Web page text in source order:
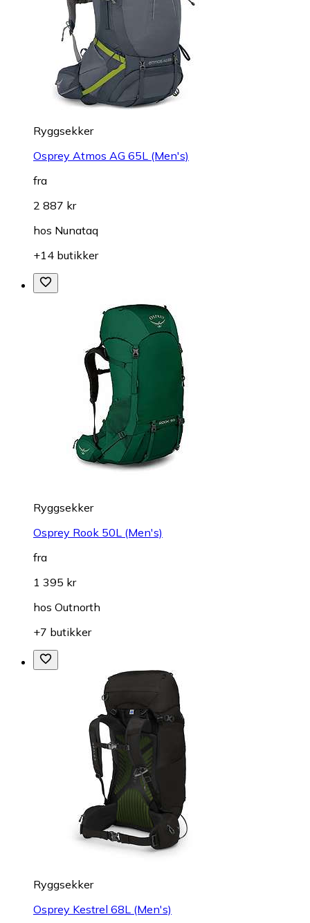
Ryggsekker
Osprey Atmos AG 65L (Men's)
fra
2 887 kr
hos Nunataq
+14 butikker
Ryggsekker
Osprey Rook 50L (Men's)
fra
1 395 kr
hos Outnorth
+7 butikker
Ryggsekker
Osprey Kestrel 68L (Men's)